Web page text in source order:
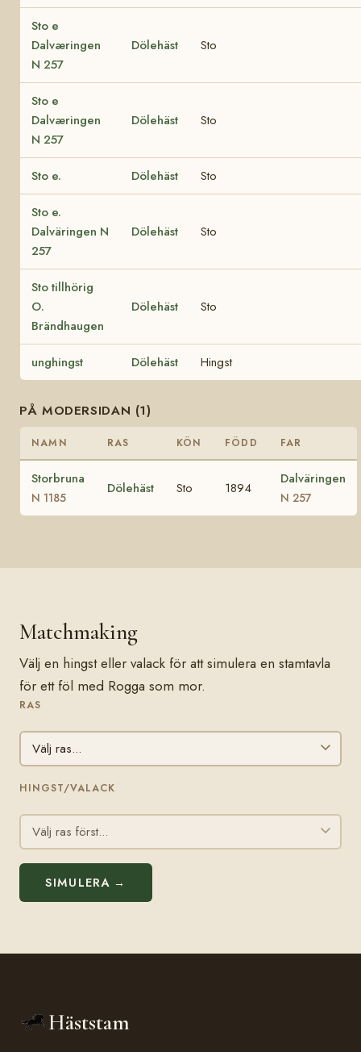
Sto e
Dalværingen
N 257
Dölehäst Sto
Sto e
Dalværingen
N 257
Dölehäst Sto
Sto e. Dölehäst Sto
Sto e.
Dalväringen N
257
Dölehäst Sto
Sto tillhörig
O.
Brändhaugen
Dölehäst Sto
unghingst Dölehäst Hingst
PÅ MODERSIDAN (1)
NAMN RAS KÖN FÖDD FAR
Storbruna
N 1185
Dölehäst Sto 1894
Dalväringen
N 257
Matchmaking
Välj en hingst eller valack för att simulera en stamtavla
för ett föl med Rogga som mor.
RAS
HINGST/VALACK
SIMULERA →
Häststam